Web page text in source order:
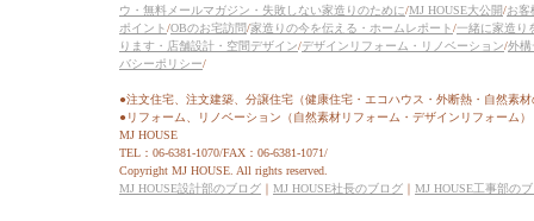
ウ・無料メールマガジン・失敗しない家造りのために/MJ HOUSE大公開/お客
ポイント/OBのお宅訪問/家造りの今を伝える・ホームレポート/一緒に家造り
ります・店舗設計・空間デザイン/デザインリフォーム・リノベーション/外構
バシーポリシー/
●注文住宅、注文建築、分譲住宅（健康住宅・エコハウス・外断熱・自然素
●リフォーム、リノベーション（自然素材リフォーム・デザインリフォーム）
MJ HOUSE
TEL：06-6381-1070/FAX：06-6381-1071/
Copyright MJ HOUSE. All rights reserved.
MJ HOUSE設計部のブログ ｜ MJ HOUSE社長のブログ ｜ MJ HOUSE工事部の